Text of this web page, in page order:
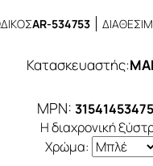
AR-534753
Κατασκευαστής:
MPN:
Η διαχρονική
Χρώμα: